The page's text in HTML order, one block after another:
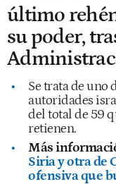
último
su poder,
Se trata de uno
autoridades
del total de 59
retienen.
Más
Siria y otra de
ofensiva que